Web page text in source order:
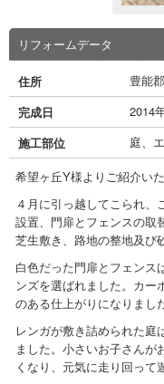
リフォームデータ
住所
豊能
完成日
2014
施工部位
庭、
希望ヶ丘Y様よりご紹介いた
４月に引っ越してこられ
設置、門扉とフェンスの取
芝生敷き、路地の整地及び
白色だった門扉とフェンス
ンズを選ばれました。カー
のある仕上がりになりました
レンガが敷き詰められた庭
ました。小さいお子さんが
くなり、元気に走り回って